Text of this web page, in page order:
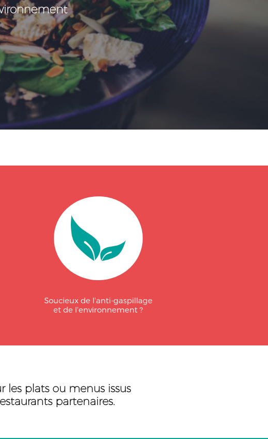
Soucieux de l'anti-gaspillage
et de l'environnement ?
les plats ou menus issus
partenaires.